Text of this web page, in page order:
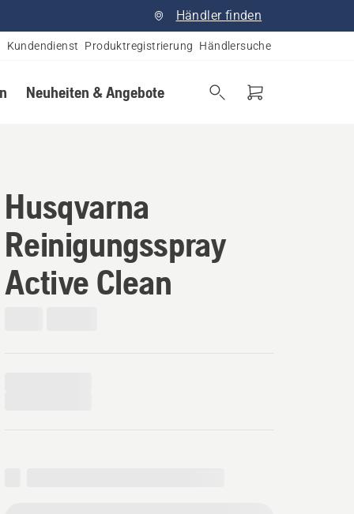
Händler finden
Kundendienst Produktregistrierung Händlersuche
Neuheiten & Angebote
Husqvarna
Reinigungsspray
Active Clean